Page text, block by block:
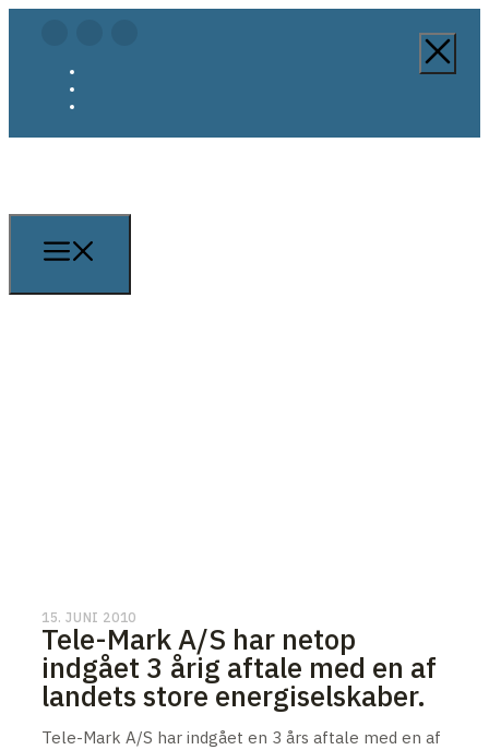
15. JUNI 2010
Tele-Mark A/S har netop
indgået 3 årig aftale med en af
landets store energiselskaber.
Tele-Mark A/S har indgået en 3 års aftale med en af